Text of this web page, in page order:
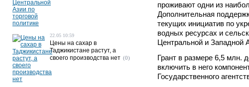
проживают одни из
Дополнительная
текущих инициатив по
водных ресурсах и
Центральной и Западной
Грант в размере 6,5 млн.
включить в него
Государственного
22.05 10:59
Цены на сахар в
Таджикистане растут, а
своего производства нет (0)